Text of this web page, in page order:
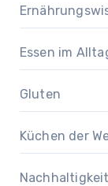
Essen im
Gluten
Küchen der